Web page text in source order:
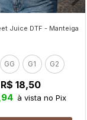
Juice DTF - Manteiga
GG G1 G2
R$ 18,50
à vista no Pix